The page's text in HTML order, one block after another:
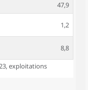
47,9
1,2
8,8
exploitations